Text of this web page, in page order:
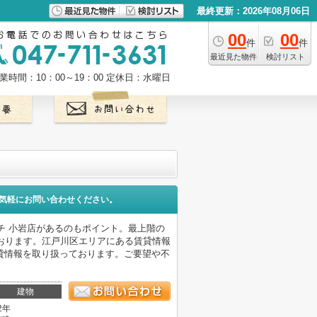
最終更新：2026年08月06日
00件
最近見た物件
00件
検討リスト
時間：10：00～19：00 定休日：水曜日
軽にお問い合わせください。
小岩店があるのもポイント。最上階の
ます。江戸川区エリアにある賃貸情報
報を取り扱っております。ご要望や不
建物
年